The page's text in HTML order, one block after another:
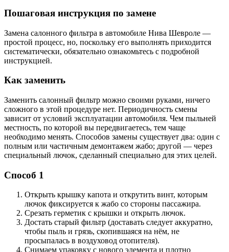
Пошаговая инструкция по замене
Замена салонного фильтра в автомобиле Нива Шевроле —
простой процесс, но, поскольку его выполнять приходится
систематически, обязательно ознакомьтесь с подробной
инструкцией.
Как заменить
Заменить салонный фильтр можно своими руками, ничего
сложного в этой процедуре нет. Периодичность смены
зависит от условий эксплуатации автомобиля. Чем пыльней
местность, по которой вы передвигаетесь, тем чаще
необходимо менять. Способов замены существует два: один с
полным или частичным демонтажем жабо; другой — через
специальный лючок, сделанный специально для этих целей.
Способ 1
Открыть крышку капота и открутить винт, которым
лючок фиксируется к жабо со стороны пассажира.
Срезать герметик с крышки и открыть лючок.
Достать старый фильтр (доставать следует аккуратно,
чтобы пыль и грязь, скопившаяся на нём, не
просыпалась в воздуховод отопителя).
Снимаем упаковку с нового элемента и плотно